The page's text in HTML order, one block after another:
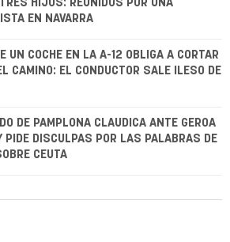
HIJOS: REUNIDOS POR UNA
EN NAVARRA
UN COCHE EN LA A-12 OBLIGA A CORTAR
CAMINO: EL CONDUCTOR SALE ILESO DE
DE PAMPLONA CLAUDICA ANTE GEROA
PIDE DISCULPAS POR LAS PALABRAS DE
CEUTA